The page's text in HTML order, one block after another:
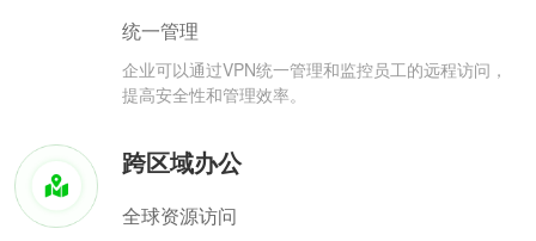
统一管理
企业可以通过VPN统一管理和监控员工的远程访问，
提高安全性和管理效率。
跨区域办公
全球资源访问